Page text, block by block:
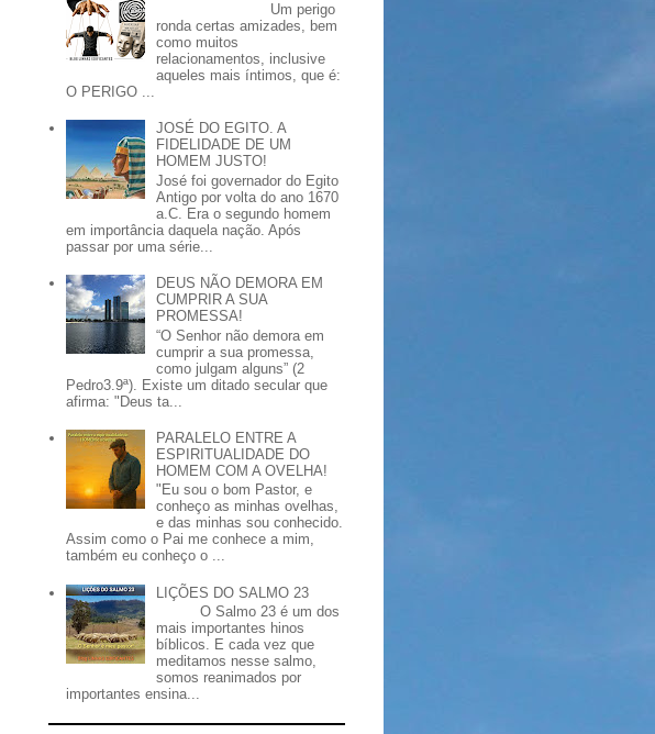
Um perigo
ronda certas amizades, bem
como muitos
relacionamentos, inclusive
aqueles mais íntimos, que é:
O PERIGO ...
JOSÉ DO EGITO. A
FIDELIDADE DE UM
HOMEM JUSTO!
José foi governador do Egito
Antigo por volta do ano 1670
a.C. Era o segundo homem
em importância daquela nação. Após
passar por uma série...
DEUS NÃO DEMORA EM
CUMPRIR A SUA
PROMESSA!
“O Senhor não demora em
cumprir a sua promessa,
como julgam alguns” (2
Pedro3.9ª). Existe um ditado secular que
afirma: "Deus ta...
PARALELO ENTRE A
ESPIRITUALIDADE DO
HOMEM COM A OVELHA!
"Eu sou o bom Pastor, e
conheço as minhas ovelhas,
e das minhas sou conhecido.
Assim como o Pai me conhece a mim,
também eu conheço o ...
LIÇÕES DO SALMO 23
O Salmo 23 é um dos
mais importantes hinos
bíblicos. E cada vez que
meditamos nesse salmo,
somos reanimados por
importantes ensina...